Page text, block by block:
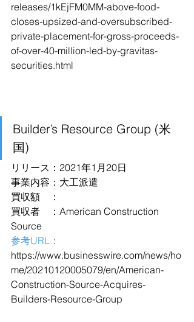
releases/1kEjFM0MM-above-food-
closes-upsized-and-oversubscribed-
private-placement-for-gross-proceeds-
of-over-40-million-led-by-gravitas-
securities.html
Builder’s Resource Group (米
国)
リリース：2021年1月20日
事業内容：大工派遣
買収額　：
買収者　：American Construction
Source
参考URL：
https://www.businesswire.com/news/ho
me/20210120005079/en/American-
Construction-Source-Acquires-
Builders-Resource-Group